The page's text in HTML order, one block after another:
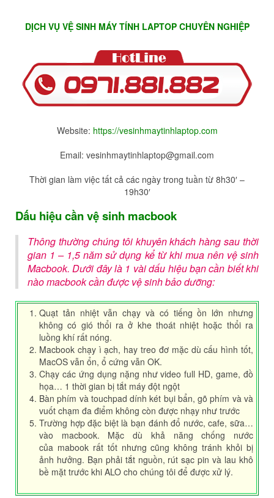
DỊCH VỤ VỆ SINH MÁY TÍNH LAPTOP CHUYÊN NGHIỆP
Website: https://vesinhmaytinhlaptop.com
Email: vesinhmaytinhlaptop@gmail.com
Thời gian làm việc tất cả các ngày trong tuần từ 8h30′ –
19h30′
Dấu hiệu cần vệ sinh macbook
Thông thường chúng tôi khuyên khách hàng sau thời
gian 1 – 1,5 năm sử dụng kể từ khi mua nên vệ sinh
Macbook. Dưới đây là 1 vài dấu hiệu bạn cần biết khi
nào macbook cần được vệ sinh bảo dưỡng:
Quạt tản nhiệt vẫn chạy và có tiếng ồn lớn nhưng
không có gió thổi ra ở khe thoát nhiệt hoặc thổi ra
luồng khí rất nóng.
Macbook chạy ì ạch, hay treo đơ mặc dù cấu hình tốt,
MacOS vẫn ổn, ổ cứng vẫn OK.
Chạy các ứng dụng nặng như video full HD, game, đồ
họa… 1 thời gian bị tắt máy đột ngột
Bàn phím và touchpad dính két bụi bẩn, gõ phím và và
vuốt chạm đa điểm không còn được nhạy như trước
Trường hợp đặc biệt là bạn đánh đổ nước, cafe, sữa…
vào macbook. Mặc dù khả năng chống nước
của mabook rất tốt nhưng cũng không tránh khỏi bị
ảnh hưởng. Bạn phải tắt nguồn, rút sạc pin và lau khô
bề mặt trước khi ALO cho chúng tôi để được xử lý.